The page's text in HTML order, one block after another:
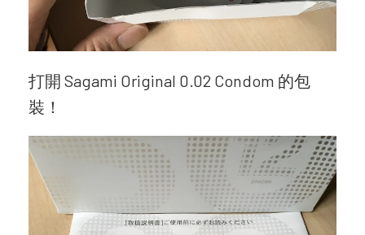
打開 Sagami Original 0.02 Condom 的包
裝！